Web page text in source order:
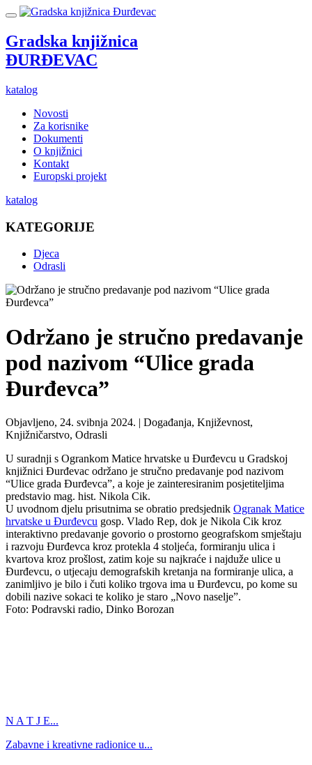
Gradska knjižnica
ĐURĐEVAC
katalog
Novosti
Za korisnike
Dokumenti
O knjižnici
Kontakt
Europski projekt
katalog
KATEGORIJE
Djeca
Odrasli
Održano je stručno predavanje
pod nazivom “Ulice grada
Đurđevca”
Objavljeno, 24. svibnja 2024. | Događanja, Književnost,
Knjižničarstvo, Odrasli
U suradnji s Ogrankom Matice hrvatske u Đurđevcu u Gradskoj
knjižnici Đurđevac održano je stručno predavanje pod nazivom
“Ulice grada Đurđevca”, a koje je zainteresiranim posjetiteljima
predstavio mag. hist. Nikola Cik.
U uvodnom djelu prisutnima se obratio predsjednik Ogranak Matice
hrvatske u Đurđevcu gosp. Vlado Rep, dok je Nikola Cik kroz
interaktivno predavanje govorio o prostorno geografskom smještaju
i razvoju Đurđevca kroz protekla 4 stoljeća, formiranju ulica i
kvartova kroz prošlost, zatim koje su najkraće i najduže ulice u
Đurđevcu, o utjecaju demografskih kretanja na formiranje ulica, a
zanimljivo je bilo i čuti koliko trgova ima u Đurđevcu, po kome su
dobili nazive sokaci te koliko je staro „Novo naselje”.
Foto: Podravski radio, Dinko Borozan
N A T J E...
Zabavne i kreativne radionice u...